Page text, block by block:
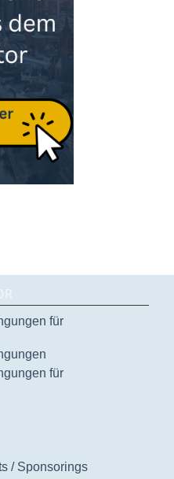
für
für
/ Sponsorings